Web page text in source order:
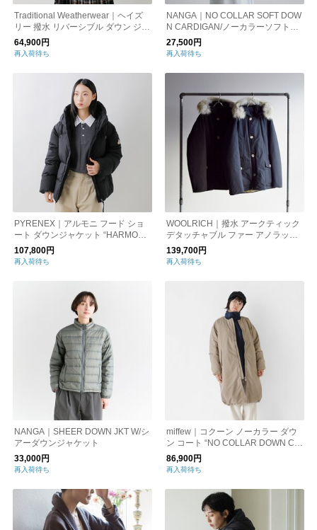
Traditional Weatherwear｜ヘイズ
リー 撥水 リバーシブル ダウン ジャ
ケット “HASELEY” l252cidco0498
ox
64,900円
再入荷待ち
NANGA｜NO COLLAR SOFT DOW
N CARDIGAN/ノーカラーソフトダ
ウンカーディガン
27,500円
再入荷待ち
PYRENEX｜アルモニ フード ショ
ート ダウンジャケット “HARMONI
E” hwy043
107,800円
再入荷待ち
WOOLRICH｜撥水 アークティック
デタッチャブル ファー アノラック
パーカ “ARCTIC DETACHABLE FU
R ANORAK” woou0484 メンズ
139,700円
再入荷待ち
NANGA｜SHEER DOWN JKT W/シ
アーダウンジャケット
33,000円
再入荷待ち
miffew｜コクーン ノーカラー ダウ
ン コート “NO COLLAR DOWN CO
AT” few23wjk5108-mn
86,900円
再入荷待ち